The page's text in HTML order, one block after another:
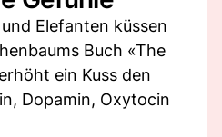
Elefanten küssen
Buch «The
ein Kuss den
Dopamin, Oxytocin